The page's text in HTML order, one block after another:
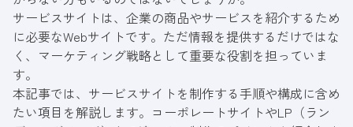
サービスサイトは、企業の商品やサービスを紹介するため
に必要なWebサイトです。ただ情報を提供するだけではな
く、マーケティング戦略として重要な役割を担っていま
す。
本記事では、サービスサイトを制作する手順や構成に含め
たい項目を解説します。コーポレートサイトやLP（ラン